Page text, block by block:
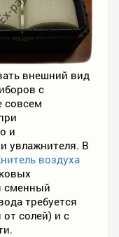
внешний вид
с
совсем
и
увлажнителя. В
воздуха
сменный
требуется
солей) и с